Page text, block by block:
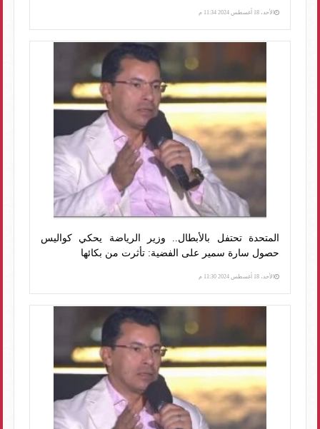
الأحد، 18 أغسطس 2024 11:34 م
المتحدة تحتفل بالأبطال.. وزير الرياضة يحكي كواليس
حصول سارة سمير على الفضية: تأثرت من بكائها
الأحد، 18 أغسطس 2024 11:30 م